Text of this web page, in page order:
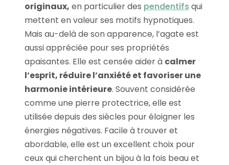
originaux, en particulier des pendentifsqui
mettent en valeur ses motifs hypnotiques.
Mais au-delà de son apparence, l’agate est
aussi appréciée pour ses propriétés
apaisantes. Elle est censée aider à calmer
l’esprit, réduire l’anxiété et favoriser une
harmonie intérieure. Souvent considérée
comme une pierre protectrice, elle est
utilisée depuis des siècles pour éloigner les
énergies négatives. Facile à trouver et
abordable, elle est un excellent choix pour
ceux qui cherchent un bijou à la fois beau et